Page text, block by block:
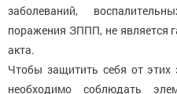
заболеваний,
поражения ЗППП, не является
акта.
Чтобы защитить себя от этих
необходимо соблюдать